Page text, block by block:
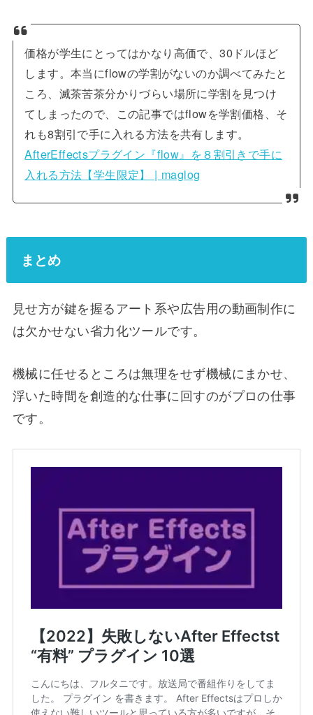
価格が学生にとってはかなり高価で、30ドルほど
します。本当にflowの学割がないのか調べてみたと
ころ、滅茶苦茶分かりづらい場所に学割を見つけ
てしまったので、この記事ではflowを学割価格、そ
れも8割引で手に入れる方法を共有します。
AfterEffectsプラグイン『flow』を８割引きで手に
入れる方法【学生限定】 | maglog
まとめ
見せ方が鍵を握るアート系や広告用の動画制作に
は欠かせない省力化ツールです。
機械に任せるところは無理をせず機械にまかせ、
浮いた時間を創造的な仕事に回すのがプロの仕事
です。